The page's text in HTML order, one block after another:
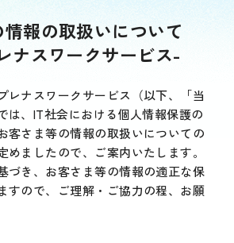
報の取扱いについて
ナスワークサービス-
レナスワークサービス（以下、「当
は、IT社会における個人情報保護の
客さま等の情報の取扱いについての
めましたので、ご案内いたします。
づき、お客さま等の情報の適正な保
すので、ご理解・ご協力の程、お願